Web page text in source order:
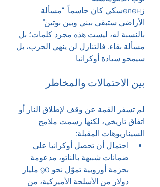
زеленسكي كان حاسماً: “مسألة
الأراضي ستبقى بيني وبين بوتين”.
بالنسبة له، ليست هذه مجرد كلمات؛ بل
مسألة بقاء. فالتنازل لن ينهي الحرب، بل
سيمحو سيادة أوكرانيا.
بين الاحتمالات والمخاطر
لم تسفر القمة عن وقف لإطلاق النار أو
اتفاق تاريخي، لكنها رسمت ملامح
السيناريوهات المقبلة:
احتمال أن تحصل أوكرانيا على
ضمانات شبيهة بالناتو، مدعومة
بحزمة أوروبية تموّل نحو 90 مليار
دولار من الأسلحة الأميركية، من